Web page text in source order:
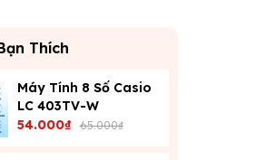
Thích
Máy Tính 8 Số Casio
LC 403TV-W
54.000₫ 65.000₫